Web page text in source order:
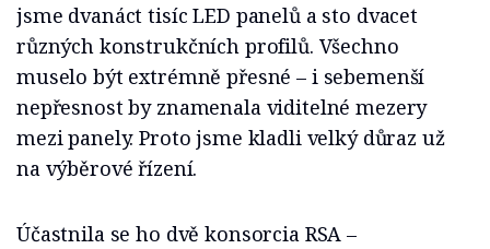
jsme dvanáct tisíc LED panelů a sto dvacet
různých konstrukčních profilů. Všechno
muselo být extrémně přesné – i sebemenší
nepřesnost by znamenala viditelné mezery
mezi panely. Proto jsme kladli velký důraz už
na výběrové řízení.
Účastnila se ho dvě konsorcia RSA –